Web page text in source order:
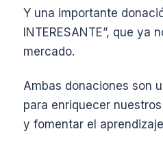
PROGRAMAS NACIONALES
ORQUESTAS Y CORO
ESTUDIANTES
CENTRO DE ESTUDIANTES
Y una importante
INTERESANTE”, que ya
mercado.
Ambas donaciones son
para enriquecer
y fomentar el